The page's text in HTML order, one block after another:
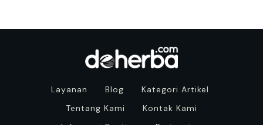
Layanan Blog
Kategori Artikel
Tentang Kami
Kontak Kami